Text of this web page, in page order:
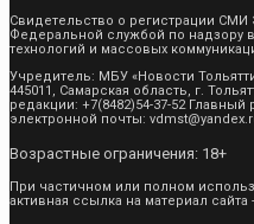
Свидетельство о регистрации СМИ
Федеральной службой по надзору
технологий и массовых
Учредитель: МБУ «Новости
445011, Самарская область, г.
редакции: +7(8482)54-37-52
электронной почты:
Возрастные ограничения: 18+
При частичном или полном
активная ссылка на материал сайта